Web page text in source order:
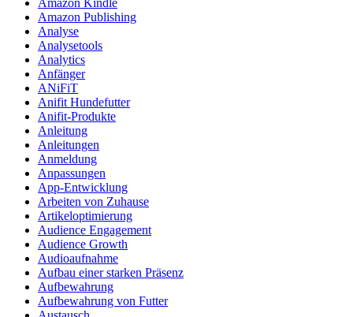
Amazon Kindle
Amazon Publishing
Analyse
Analysetools
Analytics
Anfänger
ANiFiT
Anifit Hundefutter
Anifit-Produkte
Anleitung
Anleitungen
Anmeldung
Anpassungen
App-Entwicklung
Arbeiten von Zuhause
Artikeloptimierung
Audience Engagement
Audience Growth
Audioaufnahme
Aufbau einer starken Präsenz
Aufbewahrung
Aufbewahrung von Futter